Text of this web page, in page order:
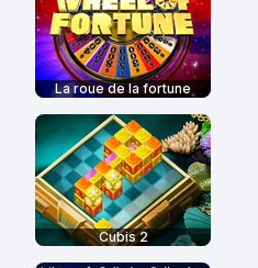
La roue de la fortune
Cubis 2